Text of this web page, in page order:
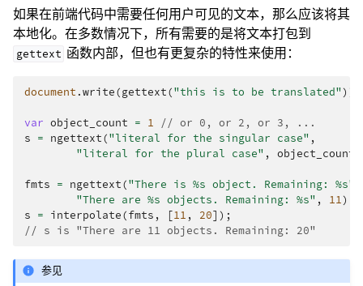
如果在前端代码中需要任何用户可见的文本，那么应该将其
本地化。在多数情况下，所有需要的是将文本打包到
gettext 函数内部，但也有更复杂的特性来使用：
document .write(gettext("this is to be translated"));
var object_count = 1
// or 0, or 2, or 3, ...
s = ngettext("literal for the singular case" ,
"literal for the plural case" , object_count
fmts = ngettext("There is %s object. Remaining: %s"
"There are %s objects. Remaining: %s" , 11);
s = interpolate(fmts , [11 , 20]);
// s is "There are 11 objects. Remaining: 20"
参见